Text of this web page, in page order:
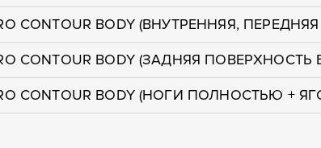
CONTOUR BODY (ВНУТРЕННЯЯ,
CONTOUR BODY (ЗАДНЯЯ
CONTOUR BODY (НОГИ ПОЛНОСТЬЮ +